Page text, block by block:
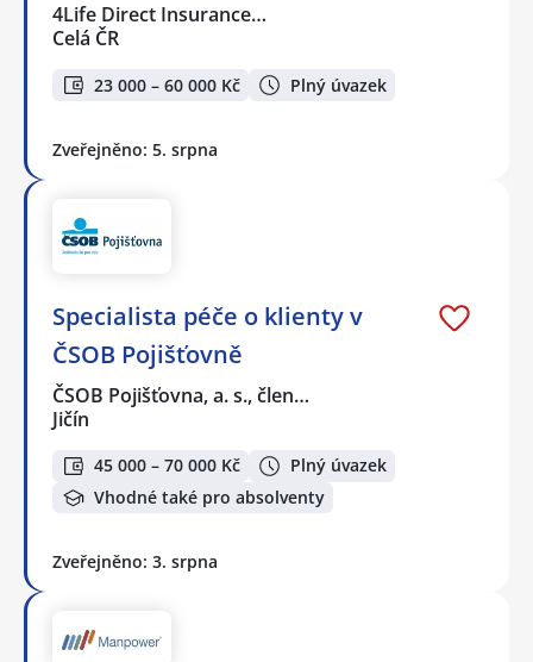
4Life Direct Insurance…
Celá ČR
23 000 – 60 000 Kč Plný úvazek
Zveřejněno: 5. srpna
Specialista péče o klienty v
ČSOB Pojišťovně
ČSOB Pojišťovna, a. s., člen…
Jičín
45 000 – 70 000 Kč
Plný úvazek
Vhodné také pro absolventy
Zveřejněno: 3. srpna